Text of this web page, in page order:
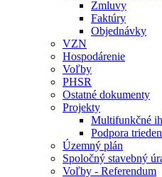
Zmluvy
Faktúry
Objednávky
VZN
Hospodárenie
Voľby
PHSR
Ostatné dokumenty
Projekty
Multifunkčné
Podpora
Územný plán
Spoločný stavebný
Voľby - Referendum